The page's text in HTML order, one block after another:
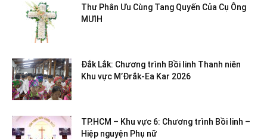
Thư Phân Ưu Cùng Tang Quyến Của Cụ Ông
MƯIH
Đắk Lắk: Chương trình Bồi linh Thanh niên
Khu vực M’Đrắk-Ea Kar 2026
TP.HCM – Khu vực 6: Chương trình Bồi linh –
Hiệp nguyện Phụ nữ